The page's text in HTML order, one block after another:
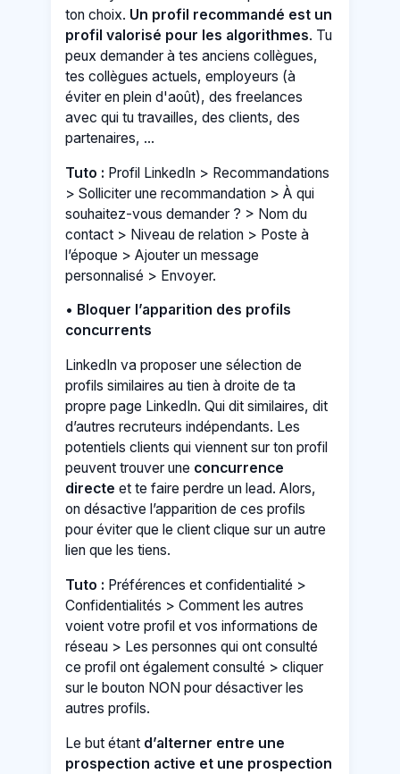
ton choix. Un profil recommandé est un
profil valorisé pour les algorithmes. Tu
peux demander à tes anciens collègues,
tes collègues actuels, employeurs (à
éviter en plein d'août), des freelances
avec qui tu travailles, des clients, des
partenaires, ...
Tuto : Profil LinkedIn > Recommandations
> Solliciter une recommandation > À qui
souhaitez-vous demander ? > Nom du
contact > Niveau de relation > Poste à
l’époque > Ajouter un message
personnalisé > Envoyer.
• Bloquer l’apparition des profils
concurrents
LinkedIn va proposer une sélection de
profils similaires au tien à droite de ta
propre page LinkedIn. Qui dit similaires, dit
d’autres recruteurs indépendants. Les
potentiels clients qui viennent sur ton profil
peuvent trouver une concurrence
directeet te faire perdre un lead. Alors,
on désactive l’apparition de ces profils
pour éviter que le client clique sur un autre
lien que les tiens.
Tuto : Préférences et confidentialité >
Confidentialités > Comment les autres
voient votre profil et vos informations de
réseau > Les personnes qui ont consulté
ce profil ont également consulté > cliquer
sur le bouton NON pour désactiver les
autres profils.
Le but étant d’alterner entre une
prospection active et une prospection